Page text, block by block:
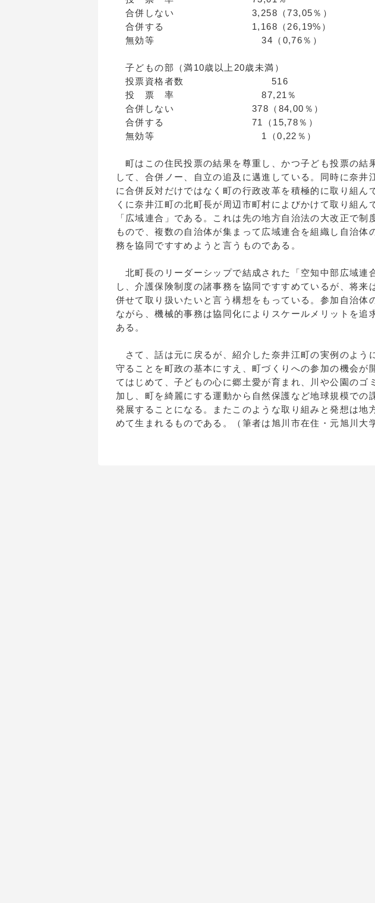
合併しない 3,258（73,05％）
合併する 1,168（26,19%）
無効等 34（0,76％）
子どもの部（満10歳以上20歳未満）
投票資格者数 516
投 票 率 87,21％
合併しない 378（84,00％）
合併する 71（15,78％）
無効等 1（0,22％）
町はこの住民投票の結果を尊重し、かつ子ども投票の結
して、合併ノー、自立の追及に邁進している。同時に奈井
に合併反対だけではなく町の行政改革を積極的に取り組ん
くに奈井江町の北町長が周辺市町村によびかけて取り組ん
「広域連合」である。これは先の地方自治法の大改正で制
もので、複数の自治体が集まって広域連合を組織し自治体
務を協同ですすめようと言うものである。
北町長のリーダーシップで結成された「空知中部広域連
し、介護保険制度の諸事務を協同ですすめているが、将来
併せて取り扱いたいと言う構想をもっている。参加自治体
ながら、機械的事務は協同化によりスケールメリットを追
ある。
さて、話は元に戻るが、紹介した奈井江町の実例のよう
守ることを町政の基本にすえ、町づくりへの参加の機会が
てはじめて、子どもの心に郷土愛が育まれ、川や公園のゴ
加し、町を綺麗にする運動から自然保護など地球規模での
発展することになる。またこのような取り組みと発想は地
めて生まれるものである。（筆者は旭川市在住・元旭川大